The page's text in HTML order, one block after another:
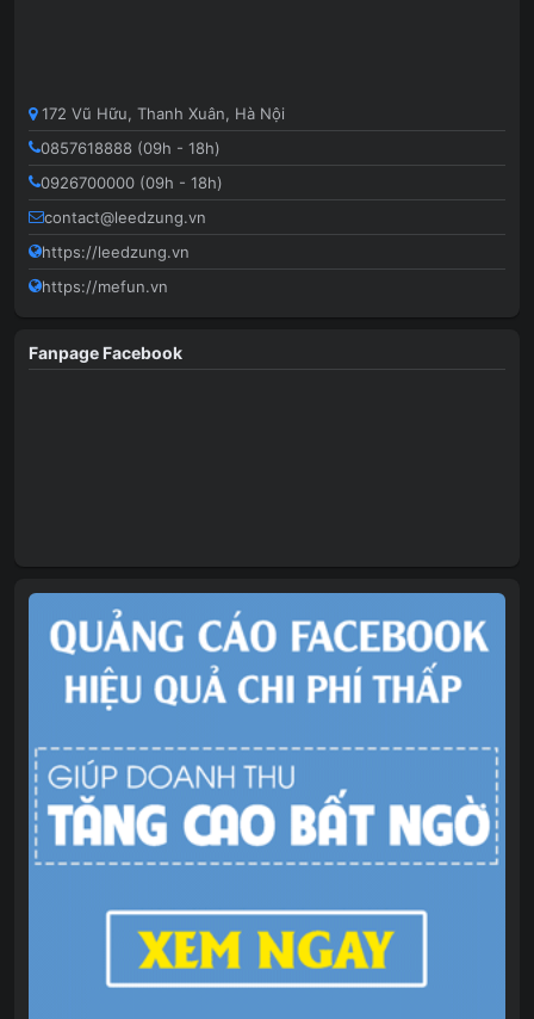
172 Vũ Hữu, Thanh Xuân, Hà Nội
0857618888 (09h - 18h)
0926700000 (09h - 18h)
contact@leedzung.vn
https://leedzung.vn
https://mefun.vn
Fanpage Facebook